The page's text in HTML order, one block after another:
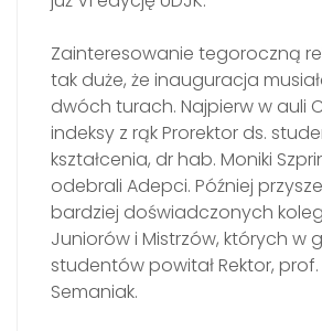
Zainteresowanie tegoroczną
tak duże, że inauguracja
dwóch turach. Najpierw w auli
indeksy z rąk Prorektor ds.
kształcenia, dr hab. Moniki
odebrali Adepci. Później
bardziej doświadczonych
Juniorów i Mistrzów, których w
studentów powitał Rektor,
Semaniak.